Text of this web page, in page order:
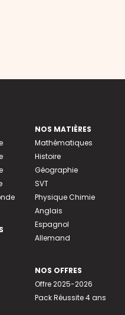
NOS MATIÈRES
Mathématiques
Histoire
Géographie
SVT
Physique Chimie
Anglais
Espagnol
Allemand
NOS OFFRES
Offre 2025-2026
Pack Réussite 4 ans